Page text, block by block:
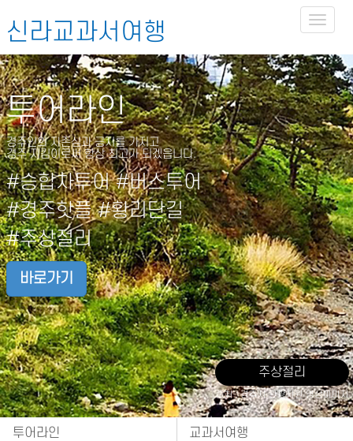
Toggle
신라교과서여행
투어라인
경주인의 자존심과 긍지를 가지고
경주 지킴이로써 항상 최고가 되겠읍니다.
#승합차투어 #버스투어
#경주핫플 #황리단길
#주상절리
바로가기
주상절리
출처 : 경주시 관광자원 영상이미지
투어라인 교과서여행